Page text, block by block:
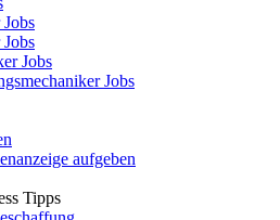
Jobs
Jobs
aufgeben
Tipps